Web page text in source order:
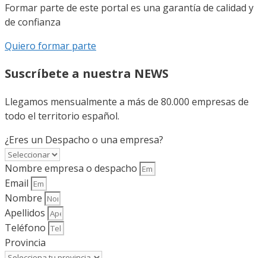
Formar parte de este portal es una garantía de calidad y
de confianza
Quiero formar parte
Suscríbete a nuestra NEWS
Llegamos mensualmente a más de 80.000 empresas de
todo el territorio español.
¿Eres un Despacho o una empresa?
Nombre empresa o despacho
Email
Nombre
Apellidos
Teléfono
Provincia